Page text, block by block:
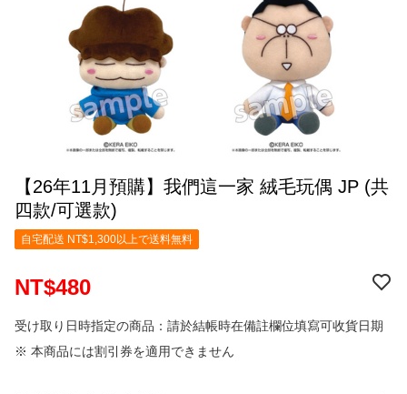
【26年11月預購】我們這一家 絨毛玩偶 JP (共
四款/可選款)
自宅配送 NT$1,300以上で送料無料
NT$480
受け取り日時指定の商品：請於結帳時在備註欄位填寫可收貨日期
※ 本商品には割引券を適用できません